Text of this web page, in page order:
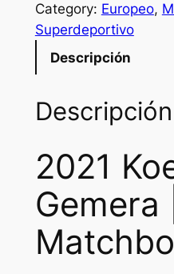
n
p
i
c
e
w
n
r
c
e
i
s
Category: Europeo,
Superdeportivo
Descripción
Descripción
2021
Gemera |